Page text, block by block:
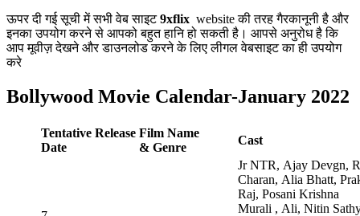
ऊपर दी गई सूची में सभी वेब साइट9xflix website की तरह गैरकानूनी है और
इनका उपयोग करने से आपको बहुत हानि हो सकती है। आपसे अनुरोध है कि
आप मूवीज़ देखने और डाउनलोड करने के लिए लीगल वेबसाइट का ही उपयोग
करे
Bollywood Movie Calendar-January 2022
Tentative Release
Date
Film Name
& Genre
Cast
Jr NTR, Ajay Devgn,
Charan, Alia Bhatt,
Raj, Posani Krishna
Murali , Ali, Nitin